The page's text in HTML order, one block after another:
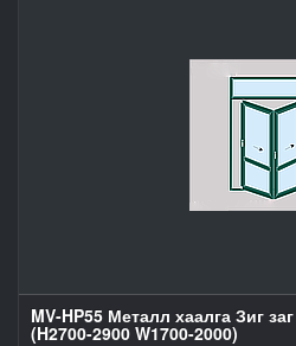
MV-HP55 Металл хаалга Зиг
(H2700-2900 W1700-2000)